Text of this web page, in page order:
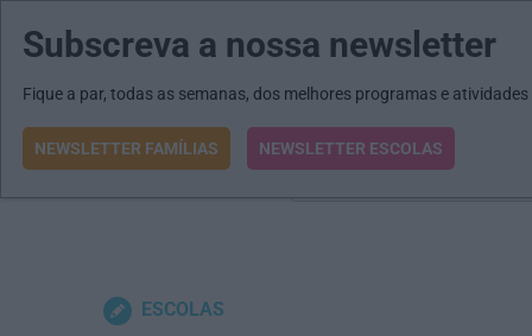
MENU MAIL JORNAIS
O que procura?
ESCOLAS
Subscreva a nossa newsletter
Fique a par, todas as semanas, dos melhores programas e
NEWSLETTER FAMÍLIAS NEWSLETTER ESCOLAS